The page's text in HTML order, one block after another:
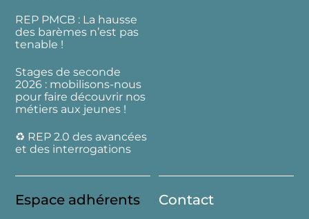
REP PMCB : La hausse
des barèmes n’est pas
tenable !
Stages de seconde
2026 : mobilisons-nous
pour faire découvrir nos
métiers aux jeunes !
♻️ REP 2.0 des avancées
et des interrogations
Espace adhérents Contact